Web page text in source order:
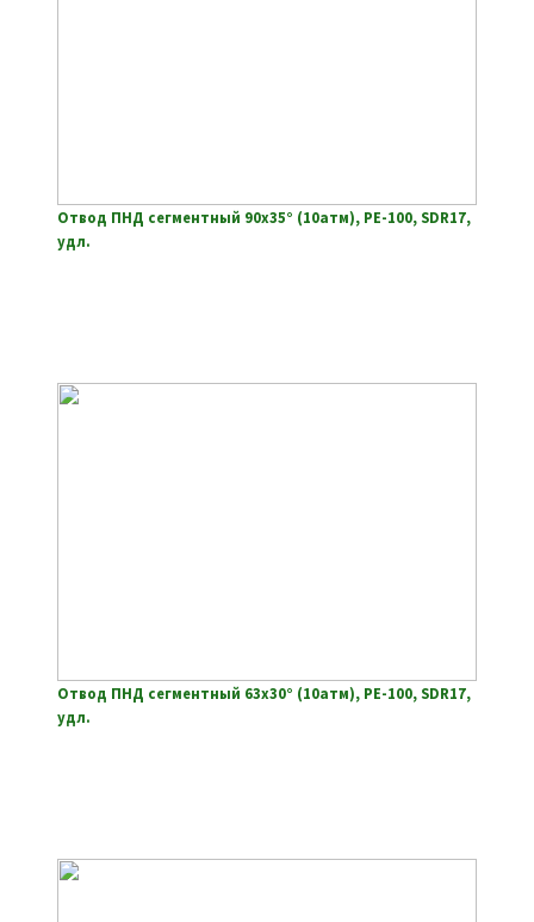
Отвод ПНД сегментный 90х35° (10атм), РЕ-100, SDR17,
удл.
Отвод ПНД сегментный 63х30° (10атм), РЕ-100, SDR17,
удл.